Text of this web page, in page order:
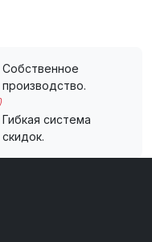
Собственное
производство.
Гибкая система
скидок.